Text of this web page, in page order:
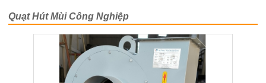
Quạt Hút Mùi Công Nghiệp